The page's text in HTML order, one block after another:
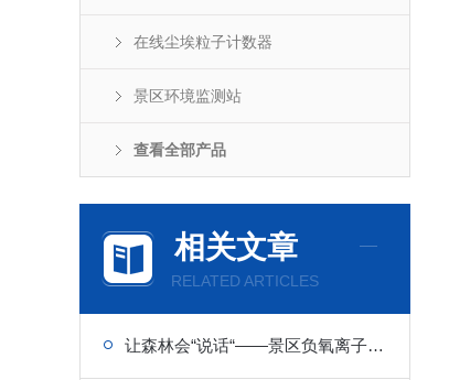
在线尘埃粒子计数器
景区环境监测站
查看全部产品
相关文章
RELATED ARTICLES
让森林会“说话“——景区负氧离子监测站的野外集成设计与生态旅游展示应用